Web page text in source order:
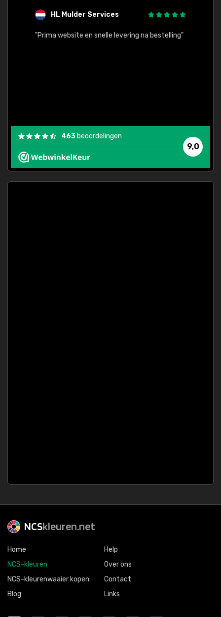
HL Mulder Services
"Prima website en snelle levering na bestelling"
9,0
463 beoordelingen
NCSkleuren.net
Home
NCS-kleuren
NCS-kleurenwaaier kopen
Blog
Help
Over ons
Contact
Links